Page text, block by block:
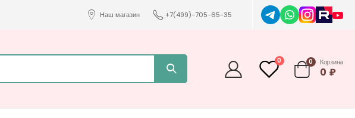
Наш магазин +7(499)-705-65-35
0 0 Корзина
0 ₽